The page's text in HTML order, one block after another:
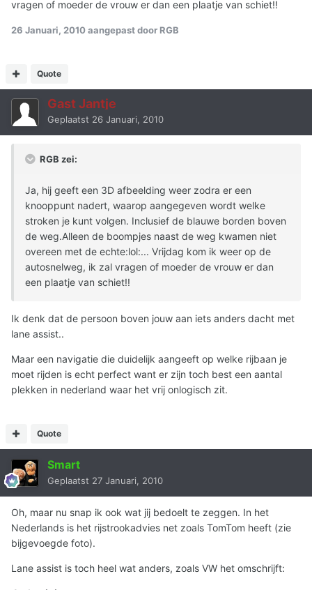
vragen of moeder de vrouw er dan een plaatje van schiet!!
26 Januari, 2010aangepast door RGB
Quote
Gast Jantje
Geplaatst 26 Januari, 2010
RGB zei:
Ja, hij geeft een 3D afbeelding weer zodra er een
knooppunt nadert, waarop aangegeven wordt welke
stroken je kunt volgen. Inclusief de blauwe borden boven
de weg.Alleen de boompjes naast de weg kwamen niet
overeen met de echte:lol:... Vrijdag kom ik weer op de
autosnelweg, ik zal vragen of moeder de vrouw er dan
een plaatje van schiet!!
Ik denk dat de persoon boven jouw aan iets anders dacht met
lane assist..
Maar een navigatie die duidelijk aangeeft op welke rijbaan je
moet rijden is echt perfect want er zijn toch best een aantal
plekken in nederland waar het vrij onlogisch zit.
Quote
Smart
Geplaatst 27 Januari, 2010
Oh, maar nu snap ik ook wat jij bedoelt te zeggen. In het
Nederlands is het rijstrookadvies net zoals TomTom heeft (zie
bijgevoegde foto).
Lane assist is toch heel wat anders, zoals VW het omschrijft: